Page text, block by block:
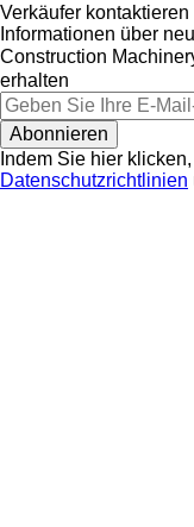
Verkäufer kontaktieren
Informationen über
Construction
erhalten
Abonnieren
Indem Sie hier
Datenschutzrichtlinien